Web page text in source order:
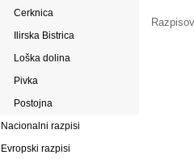
Cerknica
Ilirska Bistrica
Loška dolina
Pivka
Postojna
Nacionalni razpisi
Evropski razpisi